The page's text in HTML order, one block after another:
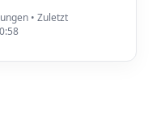
• Zuletzt